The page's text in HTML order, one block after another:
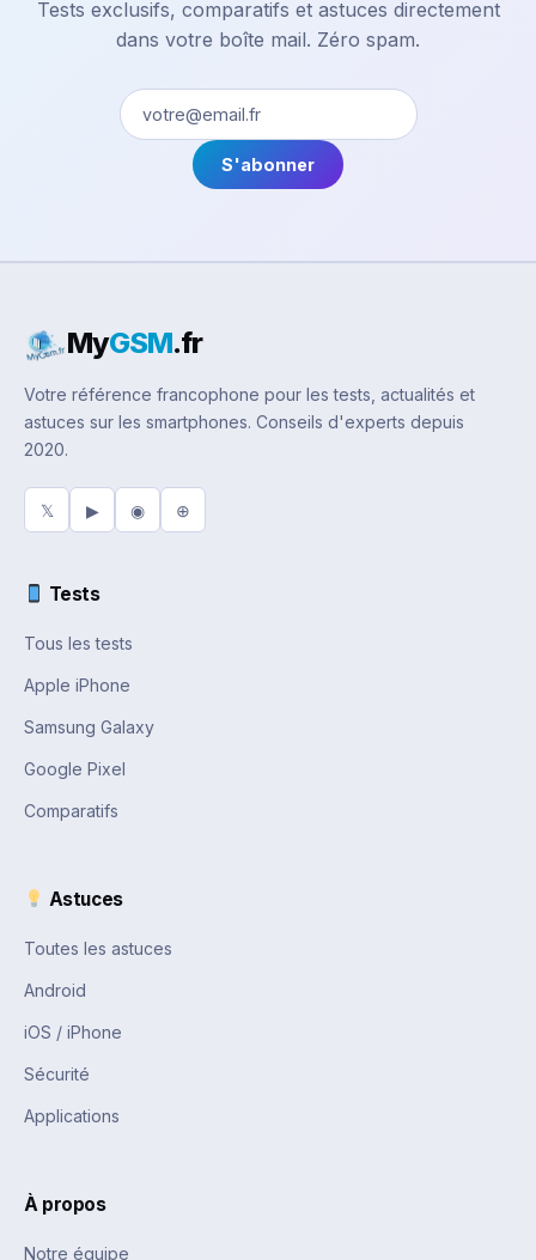
Tests exclusifs, comparatifs et astuces directement
dans votre boîte mail. Zéro spam.
S'abonner
MyGSM.fr
Votre référence francophone pour les tests, actualités et
astuces sur les smartphones. Conseils d'experts depuis
2020.
𝕏 ▶ ◉ ⊕
Tests
Tous les tests
Apple iPhone
Samsung Galaxy
Google Pixel
Comparatifs
Astuces
Toutes les astuces
Android
iOS / iPhone
Sécurité
Applications
À propos
Notre équipe